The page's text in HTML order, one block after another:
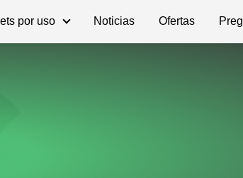
por uso Noticias Ofertas